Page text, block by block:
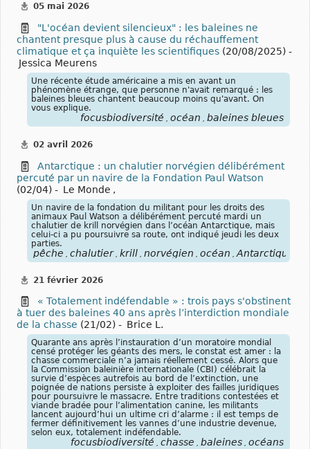
05 mai 2026
"L'océan devient silencieux" : les baleines ne
chantent presque plus à cause du réchauffement
climatique et ça inquiète les scientifiques (20/08/2025) -
Jessica Meurens
Une récente étude américaine a mis en avant un
phénomène étrange, que personne n'avait remarqué : les
baleines bleues chantent beaucoup moins qu'avant. On
vous explique.
focusbiodiversité océan baleines bleues
02 avril 2026
Antarctique : un chalutier norvégien délibérément
percuté par un navire de la Fondation Paul Watson
(02/04) - Le Monde ,
Un navire de la fondation du militant pour les droits des
animaux Paul Watson a délibérément percuté mardi un
chalutier de krill norvégien dans l’océan Antarctique, mais
celui-ci a pu poursuivre sa route, ont indiqué jeudi les deux
parties.
pêche chalutier krill norvégien océan Antarctique
21 février 2026
« Totalement indéfendable » : trois pays s'obstinent
à tuer des baleines 40 ans après l’interdiction mondiale
de la chasse (21/02) - Brice L.
Quarante ans après l’instauration d’un moratoire mondial
censé protéger les géants des mers, le constat est amer : la
chasse commerciale n’a jamais réellement cessé. Alors que
la Commission baleinière internationale (CBI) célébrait la
survie d’espèces autrefois au bord de l’extinction, une
poignée de nations persiste à exploiter des failles juridiques
pour poursuivre le massacre. Entre traditions contestées et
viande bradée pour l’alimentation canine, les militants
lancent aujourd’hui un ultime cri d’alarme : il est temps de
fermer définitivement les vannes d’une industrie devenue,
selon eux, totalement indéfendable.
focusbiodiversité , chasse , baleines , océans